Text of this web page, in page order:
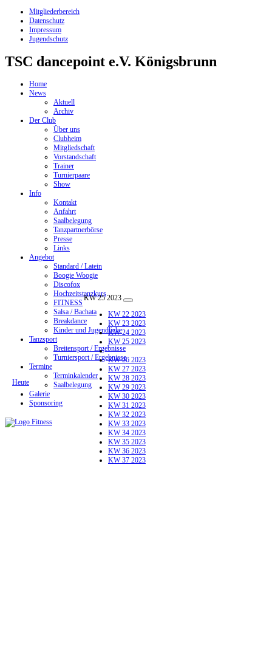
Mitgliederbereich
Datenschutz
Impressum
Jugendschutz
TSC dancepoint e.V. Königsbrunn
Home
News
Aktuell
Archiv
Der Club
Über uns
Clubheim
Mitgliedschaft
Vorstandschaft
Trainer
Turnierpaare
Show
Info
Kontakt
Anfahrt
Saalbelegung
Tanzpartnerbörse
Presse
Links
Angebot
Standard / Latein
Boogie Woogie
Discofox
Hochzeitstanzkurs
FITNESS
Salsa / Bachata
Breakdance
Kinder und Jugendliche
Tanzsport
Breitensport / Ergebnisse
Turniersport / Ergebnisse
Termine
Terminkalender
Saalbelegung
Galerie
Sponsoring
Heute
KW 25 2023
KW 22 2023
KW 23 2023
KW 24 2023
KW 25 2023
KW 26 2023
KW 27 2023
KW 28 2023
KW 29 2023
KW 30 2023
KW 31 2023
KW 32 2023
KW 33 2023
KW 34 2023
KW 35 2023
KW 36 2023
KW 37 2023